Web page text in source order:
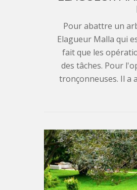
Pour abattre un
Elagueur Malla qui
fait que les
des tâches. Pour
tronçonneuses. Il a